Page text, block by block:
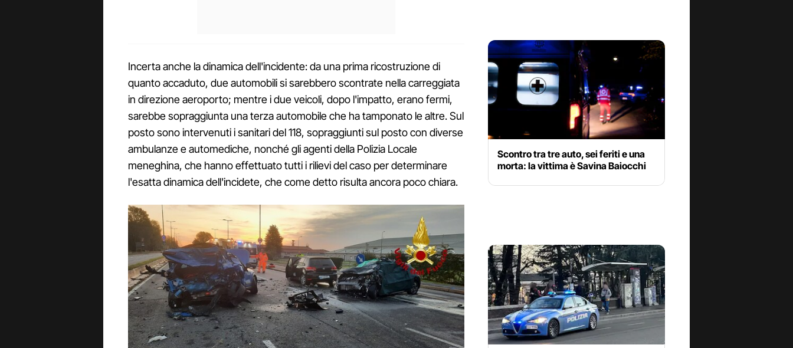
Incerta anche la dinamica dell'incidente: da una prima ricostruzione di
quanto accaduto, due automobili si sarebbero scontrate nella carreggiata
in direzione aeroporto; mentre i due veicoli, dopo l'impatto, erano fermi,
sarebbe sopraggiunta una terza automobile che ha tamponato le altre. Sul
posto sono intervenuti i sanitari del 118, sopraggiunti sul posto con diverse
ambulanze e automediche, nonché gli agenti della Polizia Locale
meneghina, che hanno effettuato tutti i rilievi del caso per determinare
l'esatta dinamica dell'incidete, che come detto risulta ancora poco chiara.
Scontro tra tre auto, sei feriti e una
morta: la vittima è Savina Baiocchi